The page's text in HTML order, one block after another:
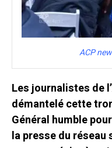
ACP
Les journalistes de
démantelé cette
Général humble
la presse du réseau